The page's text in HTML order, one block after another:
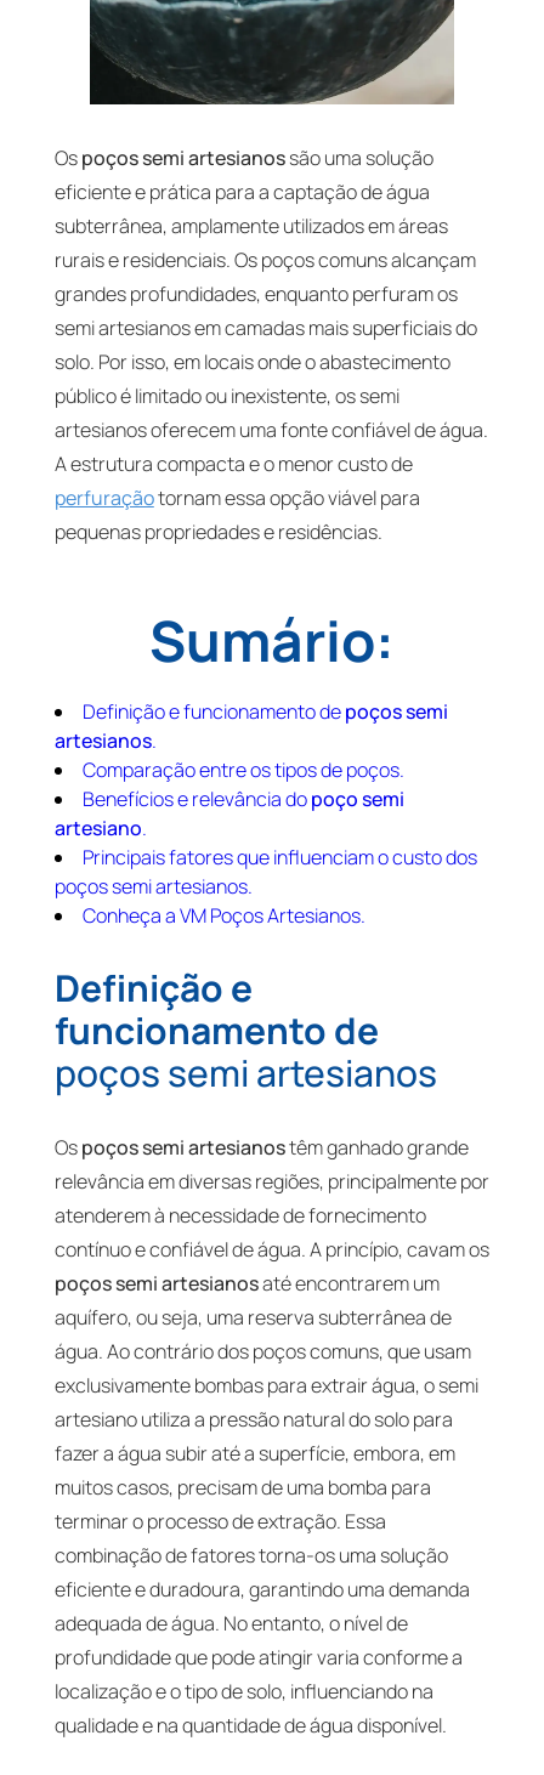
Ospoços semi artesianossão uma solução
eficiente e prática para a captação de água
subterrânea, amplamente utilizados em áreas
rurais e residenciais. Os poços comuns alcançam
grandes profundidades, enquanto perfuram os
semi artesianos em camadas mais superficiais do
solo. Por isso, em locais onde o abastecimento
público é limitado ou inexistente, os semi
artesianos oferecem uma fonte confiável de água.
A estrutura compacta e o menor custo de
perfuraçãotornam essa opção viável para
pequenas propriedades e residências.
Sumário:
Definição e funcionamento depoços semi
artesianos.
Comparação entre os tipos de poços.
Benefícios e relevância dopoço semi
artesiano.
Principais fatores que influenciam o custo dos
poços semi artesianos.
Conheça a VM Poços Artesianos.
Definição e
funcionamento de
poços semi artesianos
Ospoços semi artesianostêm ganhado grande
relevância em diversas regiões, principalmente por
atenderem à necessidade de fornecimento
contínuo e confiável de água. A princípio, cavam os
poços semi artesianosaté encontrarem um
aquífero, ou seja, uma reserva subterrânea de
água. Ao contrário dos poços comuns, que usam
exclusivamente bombas para extrair água, o semi
artesiano utiliza a pressão natural do solo para
fazer a água subir até a superfície, embora, em
muitos casos, precisam de uma bomba para
terminar o processo de extração. Essa
combinação de fatores torna-os uma solução
eficiente e duradoura, garantindo uma demanda
adequada de água. No entanto, o nível de
profundidade que pode atingir varia conforme a
localização e o tipo de solo, influenciando na
qualidade e na quantidade de água disponível.